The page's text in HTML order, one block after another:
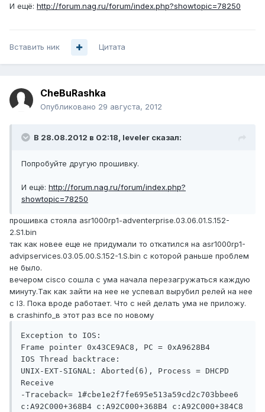
И ещё: http://forum.nag.ru/forum/index.php?showtopic=78250
Вставить ник Цитата
CheBuRashka
Опубликовано 29 августа, 2012
В 28.08.2012 в 02:18, leveler сказал:
Попробуйте другую прошивку.
И ещё: http://forum.nag.ru/forum/index.php?
showtopic=78250
прошивка стояла asr1000rp1-adventerprise.03.06.01.S.152-
2.S1.bin
так как новее еще не придумали то откатился на asr1000rp1-
advipservices.03.05.00.S.152-1.S.bin с которой раньше проблем
не было.
вечером cisco сошла с ума начала перезагружаться каждую
минуту.Так как зайти на нее не успевал вырубил релей на нее
с l3. Пока вроде работает. Что с ней делать ума не приложу.
в crashinfo_в этот раз все по новому
Exception to IOS:
Frame pointer 0x43CE9AC8, PC = 0xA9628B4
IOS Thread backtrace:
UNIX-EXT-SIGNAL: Aborted(6), Process = DHCPD
Receive
-Traceback= 1#cbe1e2f7fe695e513a59cd2c703bbee6
c:A92C000+368B4 c:A92C000+368B4 c:A92C000+384C8